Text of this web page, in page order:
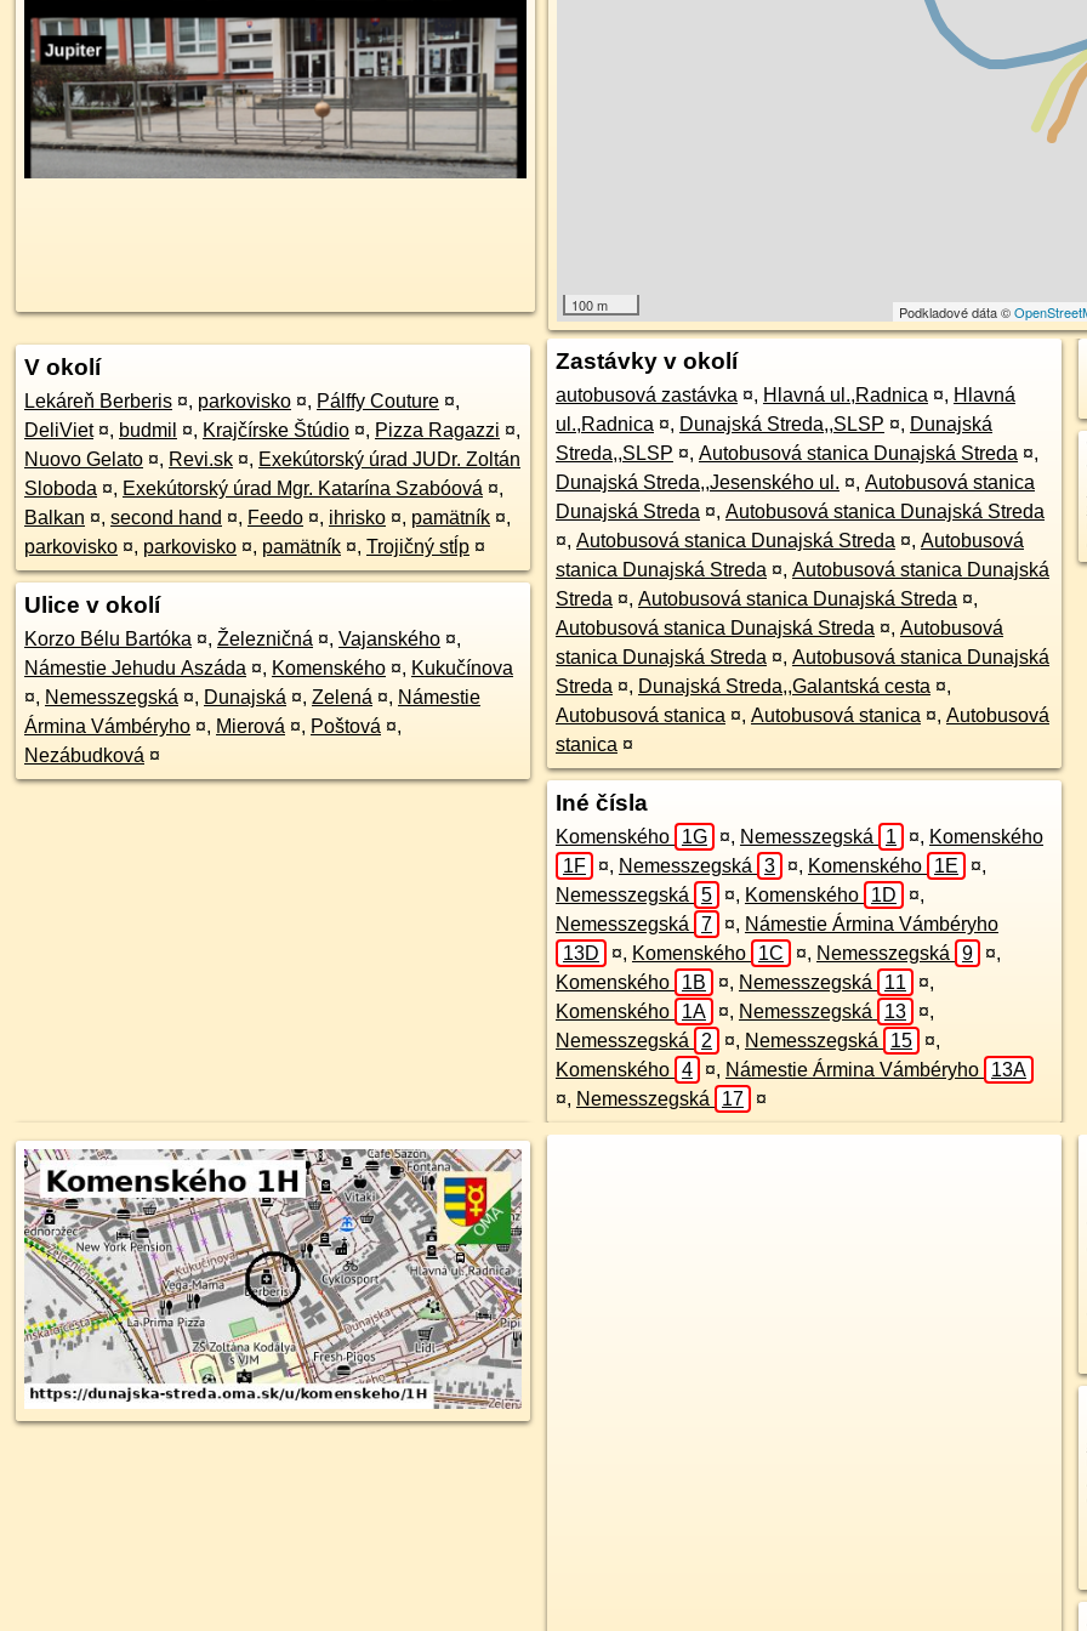
100 m Podkladové dáta ©
V okolí
Lekáreň Berberis ¤, parkovisko ¤, Pálffy Couture ¤,
DeliViet ¤, budmil ¤, Krajčírske Štúdio ¤, Pizza Ragazzi ¤,
Nuovo Gelato ¤, Revi.sk ¤, Exekútorský úrad JUDr. Zoltán
Sloboda ¤, Exekútorský úrad Mgr. Katarína Szabóová ¤,
Balkan ¤, second hand ¤, Feedo ¤, ihrisko ¤, pamätník ¤,
parkovisko ¤, parkovisko ¤, pamätník ¤, Trojičný stĺp ¤
Ulice v okolí
Korzo Bélu Bartóka ¤, Železničná ¤, Vajanského ¤,
Námestie Jehudu Aszáda ¤, Komenského ¤, Kukučínova
¤, Nemesszegská ¤, Dunajská ¤, Zelená ¤, Námestie
Ármina Vámbéryho ¤, Mierová ¤, Poštová ¤,
Nezábudková ¤
Zastávky v okolí
autobusová zastávka ¤, Hlavná ul.,Radnica ¤, Hlavná
ul.,Radnica ¤, Dunajská Streda,,SLSP ¤, Dunajská
Streda,,SLSP ¤, Autobusová stanica Dunajská Streda ¤,
Dunajská Streda,,Jesenského ul. ¤, Autobusová stanica
Dunajská Streda ¤, Autobusová stanica Dunajská Streda
¤, Autobusová stanica Dunajská Streda ¤, Autobusová
stanica Dunajská Streda ¤, Autobusová stanica Dunajská
Streda ¤, Autobusová stanica Dunajská Streda ¤,
Autobusová stanica Dunajská Streda ¤, Autobusová
stanica Dunajská Streda ¤, Autobusová stanica Dunajská
Streda ¤, Dunajská Streda,,Galantská cesta ¤,
Autobusová stanica ¤, Autobusová stanica ¤, Autobusová
stanica ¤
Iné čísla
Komenského 1G ¤, Nemesszegská 1 ¤, Komenského
1F
¤, Nemesszegská 3 ¤, Komenského 1E ¤,
Nemesszegská
5 ¤, Komenského 1D ¤,
Nemesszegská
7 ¤, Námestie Ármina Vámbéryho
13D
¤, Komenského 1C ¤, Nemesszegská 9 ¤,
Komenského
1B ¤, Nemesszegská 11 ¤,
Komenského
1A ¤, Nemesszegská 13 ¤,
Nemesszegská
2 ¤, Nemesszegská 15 ¤,
Komenského 4 ¤, Námestie Ármina Vámbéryho
13A
¤, Nemesszegská 17 ¤